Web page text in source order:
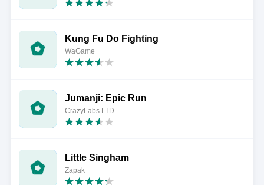
Kung Fu Do Fighting
WaGame
Jumanji: Epic Run
CrazyLabs LTD
Little Singham
Zapak